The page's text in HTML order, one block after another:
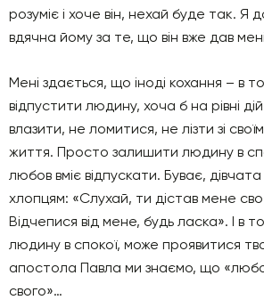
розуміє і хоче він, нехай буде так. Я
вдячна йому за те, що він вже дав
Мені здається, що іноді кохання – в
відпустити людину, хоча б на рівні дій
влазити, не ломитися, не лізти зі
життя. Просто залишити людину в
любов вміє відпускати. Буває,
хлопцям: «Слухай, ти дістав мене
Відчепися від мене, будь ласка». І в
людину в спокої, може проявитися
апостола Павла ми знаємо, що
свого»…